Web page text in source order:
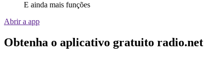
E ainda mais funções
Abrir a app
Obtenha o aplicativo gratuito radio.net